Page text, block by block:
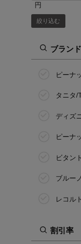
円
絞り込む
ブランド
ピーナ
タニタ/
ディズ
ピーナ
ビタン
ブルー
レコル
割引率